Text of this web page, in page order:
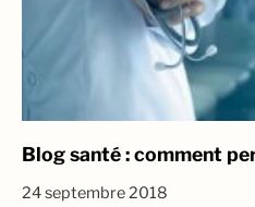
Blog santé : comment
24 septembre 2018